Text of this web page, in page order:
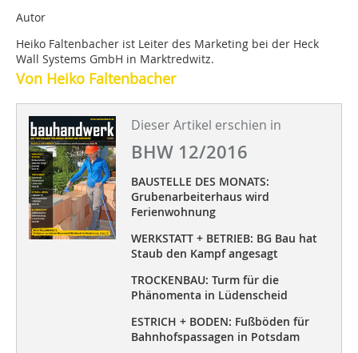
Autor
Heiko Faltenbacher ist Leiter des Marketing bei der Heck
Wall Systems GmbH in Marktredwitz.
Von Heiko Faltenbacher
Dieser Artikel erschien in
BHW 12/2016
BAUSTELLE DES MONATS:
Grubenarbeiterhaus wird
Ferienwohnung
WERKSTATT + BETRIEB: BG Bau hat
Staub den Kampf angesagt
TROCKENBAU: Turm für die
Phänomenta in Lüdenscheid
ESTRICH + BODEN: Fußböden für
Bahnhofspassagen in Potsdam